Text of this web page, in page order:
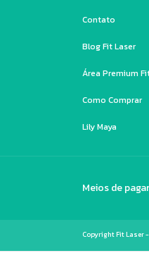
Contato
Blog Fit Laser
Área Premium
Como Comprar
Lily Maya
Meios de
Copyright Fit Laser